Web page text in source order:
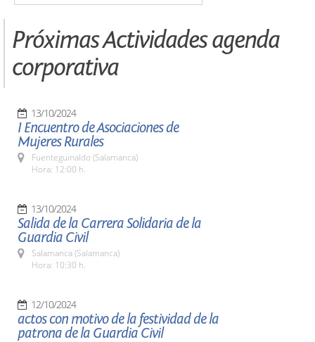
Próximas Actividades agenda
corporativa
13/10/2024
I Encuentro de Asociaciones de
Mujeres Rurales
Fuenteguinaldo (Salamanca)
Hora: 12:00 h.
13/10/2024
Salida de la Carrera Solidaria de la
Guardia Civil
Salamanca (Salamanca)
Hora: 10:30 h.
12/10/2024
actos con motivo de la festividad de la
patrona de la Guardia Civil